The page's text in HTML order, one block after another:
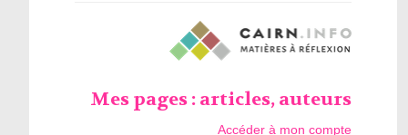
Mes pages : articles, auteurs
Accéder à mon compte